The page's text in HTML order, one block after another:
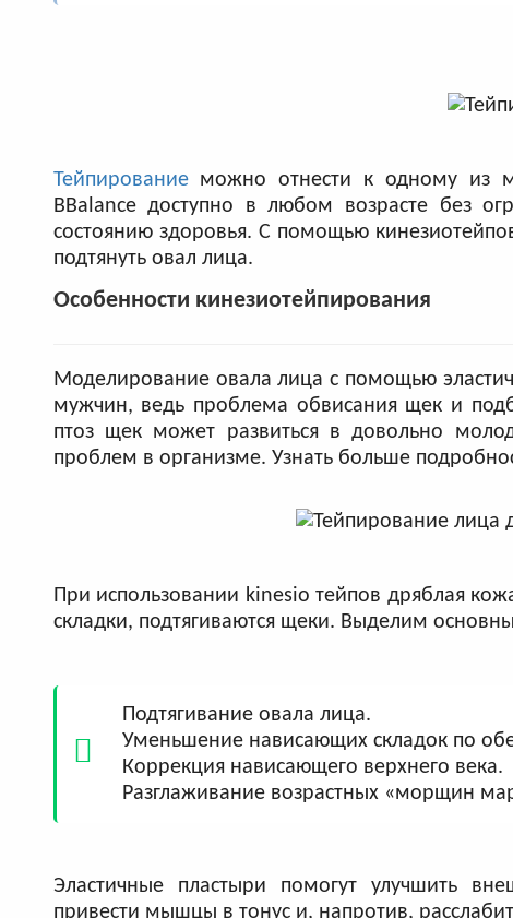
Тейпированиеможно отнести к одному из
BBalance доступно в любом возрасте без
состоянию здоровья. С помощью
подтянуть овал лица.
Особенности кинезиотейпирования
Моделирование овала лица с помощью
мужчин, ведь проблема обвисания щек и
птоз щек может развиться в довольно
проблем в организме. Узнать больше
При использовании kinesio тейпов дряблая
складки, подтягиваются щеки. Выделим
Подтягивание овала лица.
Уменьшение нависающих складок по
Коррекция нависающего верхнего века.
Разглаживание возрастных «морщин
Эластичные пластыри помогут улучшить
привести мышцы в тонус и, напротив,